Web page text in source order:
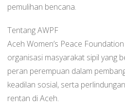
pemulihan bencana.
Tentang AWPF
Aceh Women’s Peace
organisasi masyarakat sipil yang
peran perempuan dalam
keadilan sosial, serta
rentan di Aceh.